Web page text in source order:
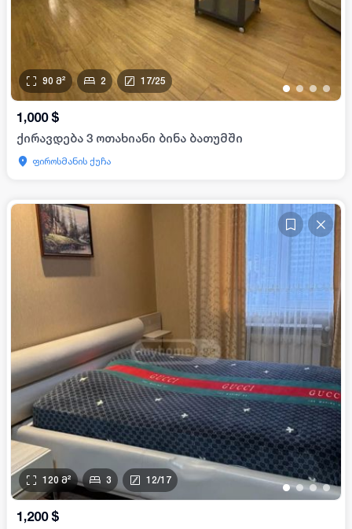
••• •
90 მ² 2 17/25
1,000 $
ქირავდება 3 ოთახიანი ბინა ბათუმში
ფიროსმანის ქუჩა
••••
120 მ² 3 12/17
1,200 $